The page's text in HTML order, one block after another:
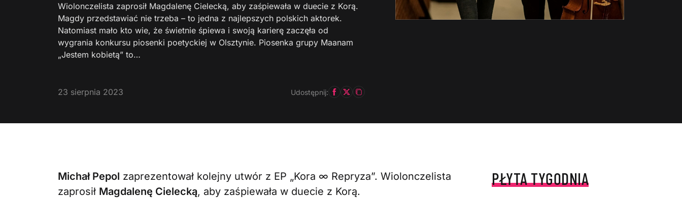
Wiolonczelista zaprosił Magdalenę Cielecką, aby zaśpiewała w duecie z Korą.
Magdy przedstawiać nie trzeba – to jedna z najlepszych polskich aktorek.
Natomiast mało kto wie, że świetnie śpiewa i swoją karierę zaczęła od
wygrania konkursu piosenki poetyckiej w Olsztynie. Piosenka grupy Maanam
„Jestem kobietą” to…
23 sierpnia 2023 Udostępnij:
Michał Pepol zaprezentował kolejny utwór z EP „Kora ∞ Repryza”. Wiolonczelista
zaprosił Magdalenę Cielecką, aby zaśpiewała w duecie z Korą.
PŁYTA TYGODNIA